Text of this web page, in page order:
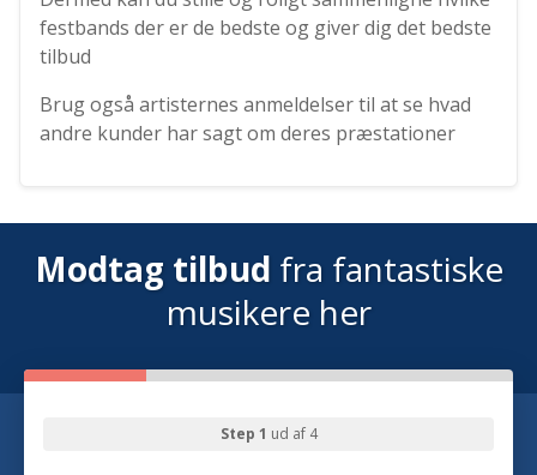
festbands der er de bedste og giver dig det bedste
tilbud
Brug også artisternes anmeldelser til at se hvad
andre kunder har sagt om deres præstationer
Modtag tilbud fra fantastiske
musikere her
Step 1 ud af 4